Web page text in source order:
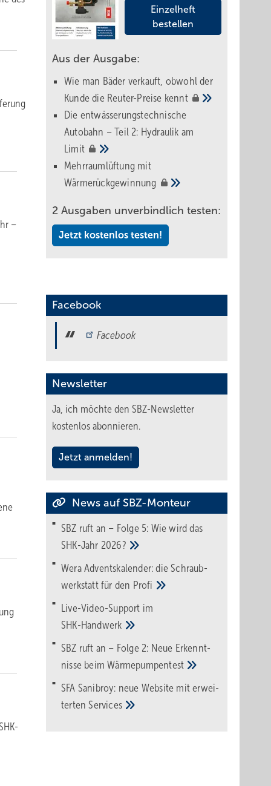
–
Einzelheft
bestellen
Aus der Ausgabe:
Wie man Bäder verkauft, obwohl der
Kunde die Reuter-Preise kennt
Die entwässerungstechnische
Autobahn – Teil 2: Hydraulik am
Limit
Mehrraumlüftung mit
Wärmerückgewinnung
2 Ausgaben unverbindlich testen:
Jetzt kostenlos testen!
Facebook
Facebook
Newsletter
Ja, ich möchte den SBZ-Newsletter
kostenlos abonnieren.
Jetzt anmelden!
News auf SBZ-Monteur
SBZ ruft an – Folge 5: Wie wird das
SHK-Jahr 2026?
Wera Adventskalender: die Schraub­
werk­statt für den Pro­fi
Live-Video-Support im
SHK-Handwerk
SBZ ruft an – Folge 2: Neue Erkennt­
nisse beimWärme­pumpen­test
SFA Sanibroy: neue Web­site mit erwei­
tertenServices